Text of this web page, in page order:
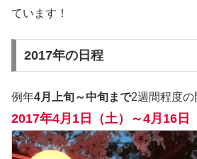
ています！
2017年の日程
例年4月上旬～中旬まで2週間程度の
2017年4月1日（土）～4月16日